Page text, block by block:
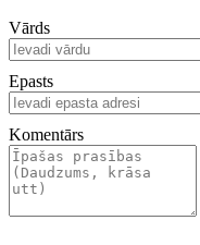
Vārds
Epasts
Komentārs